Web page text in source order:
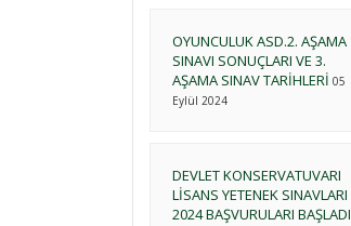
OYUNCULUK ASD.2. AŞAMA
SINAVI SONUÇLARI VE 3.
AŞAMA SINAV TARİHLERİ 05
Eylül 2024
DEVLET KONSERVATUVARI
LİSANS YETENEK SINAVLARI
2024 BAŞVURULARI BAŞLADI